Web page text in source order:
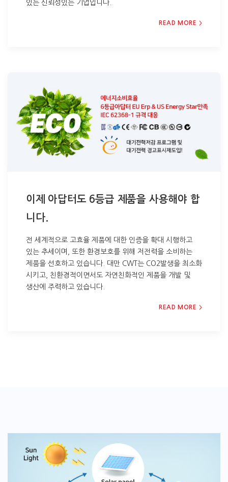
있는 신뢰성있는 기업입니다.
READ MORE
이제 아답터도 6등급 제품을 사용해야 합
니다.
전 세계적으로 고효율 제품에 대한 인증을 확대 시행하고
있는 추세이며, 또한 환경보호를 위해 저전력을 소비하는
제품을 선호하고 있습니다. 대만 CWT는 CO2발생을 최소화
시키고, 친환경적이면서도 자연친화적인 제품을 개발 및
생산에 주력하고 있습니다.
READ MORE